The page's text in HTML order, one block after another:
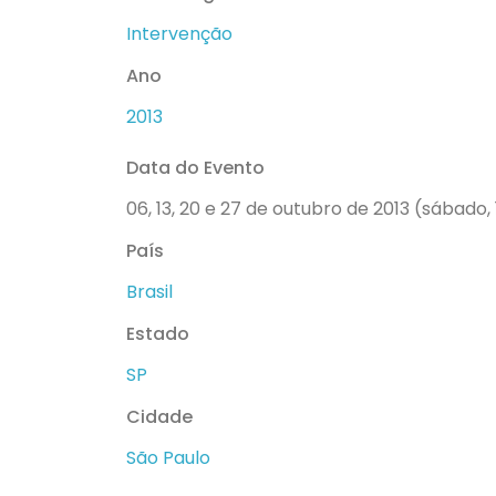
Intervenção
Ano
2013
Data do Evento
06, 13, 20 e 27 de outubro de 2013 (sábado,
País
Brasil
Estado
SP
Cidade
São Paulo